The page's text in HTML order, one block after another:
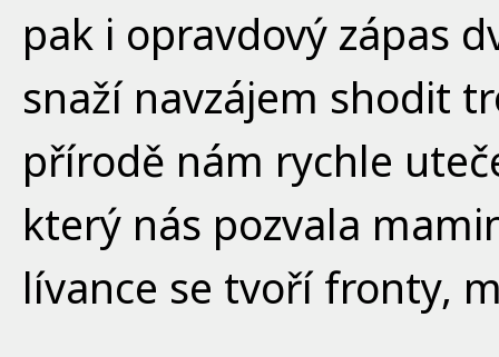
pak i opravdový zápas
snaží navzájem shodit
přírodě nám rychle
který nás pozvala
lívance se tvoří fronty,